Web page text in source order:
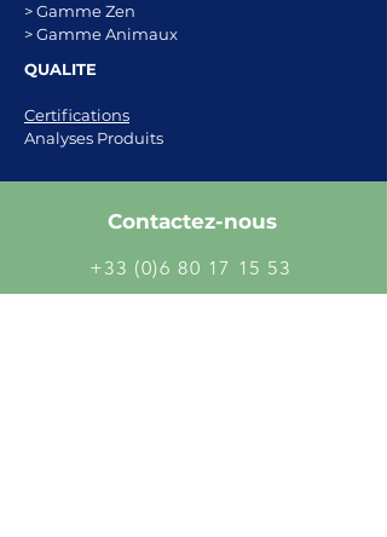
> Gamme Zen
> Gamme Animaux
QUALITE
Certifications
Analyses Produits
Contactez-nous
+33 (0)6 80 17 15 53
contact@phytocosmo.com